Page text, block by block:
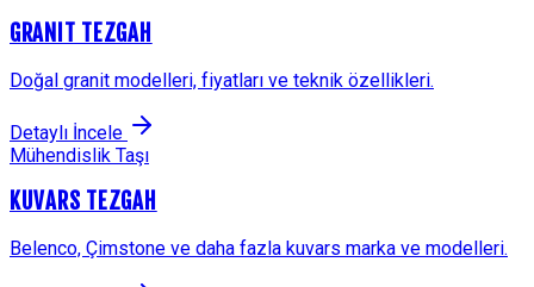
GRANIT TEZGAH
Doğal granit modelleri, fiyatları ve teknik özellikleri.
Detaylı İncele
Mühendislik Taşı
KUVARS TEZGAH
Belenco, Çimstone ve daha fazla kuvars marka ve modelleri.